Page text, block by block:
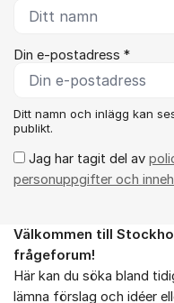
Din e-postadress *
Ditt namn och inlägg kan
publikt.
Jag har tagit del av
personuppgifter och
Om forumet
Välkommen till
frågeforum!
Här kan du söka bland
lämna förslag och idéer